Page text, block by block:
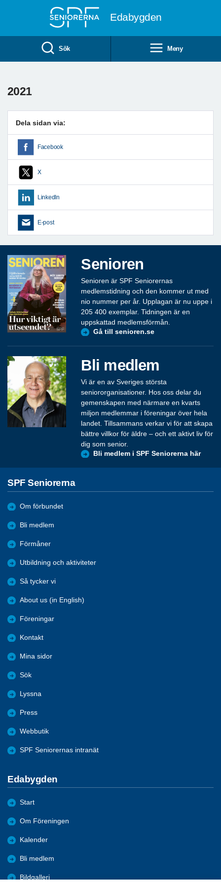
Edabygden
Sök Meny
2021
Dela sidan via:
Facebook
X
LinkedIn
E-post
Senioren
Senioren är SPF Seniorernas
medlemstidning och den kommer ut med
nio nummer per år. Upplagan är nu uppe i
205 400 exemplar. Tidningen är en
uppskattad medlemsförmån.
Gå till senioren.se
Bli medlem
Vi är en av Sveriges största
seniororganisationer. Hos oss delar du
gemenskapen med närmare en kvarts
miljon medlemmar i föreningar över hela
landet. Tillsammans verkar vi för att skapa
bättre villkor för äldre – och ett aktivt liv för
dig som senior.
Bli medlem i SPF Seniorerna här
SPF Seniorerna
Om förbundet
Bli medlem
Förmåner
Utbildning och aktiviteter
Så tycker vi
About us (in English)
Föreningar
Kontakt
Mina sidor
Sök
Lyssna
Press
Webbutik
SPF Seniorernas intranät
Edabygden
Start
Om Föreningen
Kalender
Bli medlem
Bildgalleri